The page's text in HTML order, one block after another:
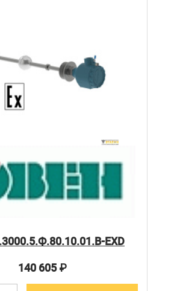
ЕХD
140 605₽